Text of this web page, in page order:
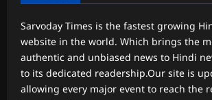
Sarvoday Times is the fastest growing
website in the world. Which brings the
authentic and unbiased news to Hindi
to its dedicated readership.Our site is
allowing every major event to reach the